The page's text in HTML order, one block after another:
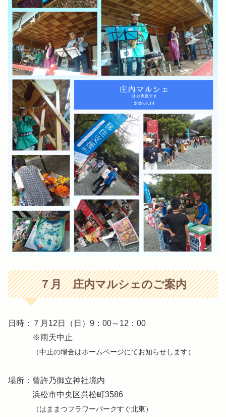
７月 庄内マルシェのご案内
日時：７月12日（日）9：00～12：00
※雨天中止
（中止の場合はホームページにてお知らせします）
場所：曾許乃御立神社境内
浜松市中央区呉松町3586
（はままつフラワーパークすぐ北東）